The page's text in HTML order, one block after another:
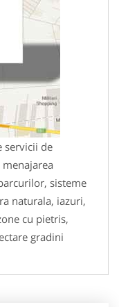
servicii de
sisteme
naturala, iazuri,
cu pietris,
gradini